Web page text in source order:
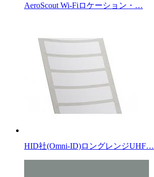
AeroScout Wi-Fiロケーション・…
HID社(Omni-ID)ロングレンジUHF…